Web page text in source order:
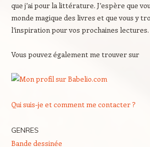
que j’ai pour la littérature. J’espère que
monde magique des livres et que vous y
l’inspiration pour vos prochaines lectures.
Vous pouvez également me trouver sur
Qui suis-je et comment me contacter ?
GENRES
Bande dessinée